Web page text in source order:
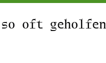
oft geholfen